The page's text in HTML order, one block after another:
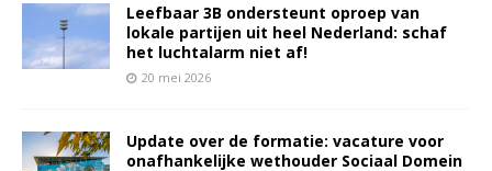
Leefbaar 3B ondersteunt oproep van
lokale partijen uit heel Nederland: schaf
het luchtalarm niet af!
20 mei 2026
Update over de formatie: vacature voor
onafhankelijke wethouder Sociaal Domein